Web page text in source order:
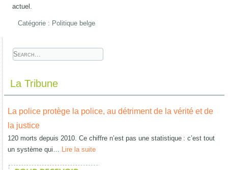
actuel.
Catégorie : Politique belge
La Tribune
La police protège la police, au détriment de la vérité et de
la justice
120 morts depuis 2010. Ce chiffre n’est pas une statistique : c’est tout
un système qui… Lire la suite